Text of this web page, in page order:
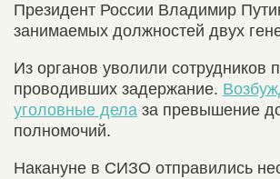
Президент России Владимир
занимаемых должностей двух
Из органов уволили сотрудников
проводивших задержание.
уголовные дела за превышение
полномочий.
Накануне в СИЗО отправились